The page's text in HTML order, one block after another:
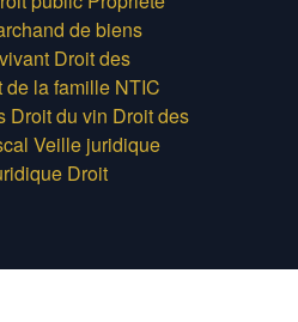
de biens
Droit des
de la famille NTIC
Droit du vin Droit des
Veille juridique
Droit